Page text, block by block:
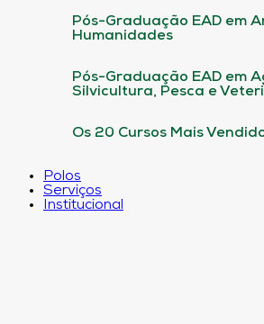
Pós-Graduação EAD em
Humanidades
Pós-Graduação EAD em
Silvicultura, Pesca e
Os 20 Cursos Mais
Polos
Serviços
Institucional